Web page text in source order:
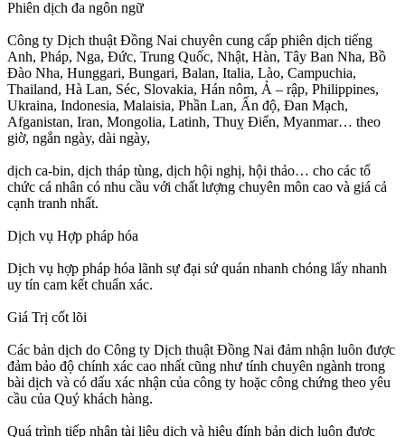
Phiên dịch đa ngôn ngữ
Công ty Dịch thuật Đồng Nai chuyên cung cấp phiên dịch tiếng
Anh, Pháp, Nga, Đức, Trung Quốc, Nhật, Hàn, Tây Ban Nha, Bồ
Đào Nha, Hunggari, Bungari, Balan, Italia, Lào, Campuchia,
Thailand, Hà Lan, Séc, Slovakia, Hán nôm, Ả – rập, Philippines,
Ukraina, Indonesia, Malaisia, Phần Lan, Ấn độ, Đan Mạch,
Afganistan, Iran, Mongolia, Latinh, Thuỵ Điển, Myanmar… theo
giờ, ngắn ngày, dài ngày,
dịch ca-bin, dịch tháp tùng, dịch hội nghị, hội thảo… cho các tổ
chức cá nhân có nhu cầu với chất lượng chuyên môn cao và giá cả
cạnh tranh nhất.
Dịch vụ Hợp pháp hóa
Dịch vụ hợp pháp hóa lãnh sự đại sứ quán nhanh chóng lấy nhanh
uy tín cam kết chuẩn xác.
Giá Trị cốt lõi
Các bản dịch do Công ty Dịch thuật Đồng Nai đảm nhận luôn được
đảm bảo độ chính xác cao nhất cũng như tính chuyên ngành trong
bài dịch và có dấu xác nhận của công ty hoặc công chứng theo yêu
cầu của Quý khách hàng.
Quá trình tiếp nhận tài liệu dịch và hiệu đính bản dịch luôn được